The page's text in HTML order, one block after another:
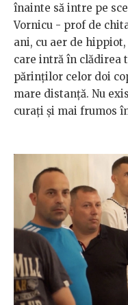
înainte să intre pe
Vornicu - prof de
ani, cu aer de
care intră în clădirea
părinților celor doi
mare distanță. Nu
curați și mai frumos